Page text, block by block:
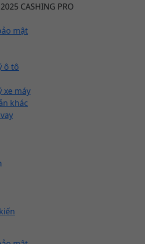
CASHING PRO
mật
ô tô
xe máy
khác